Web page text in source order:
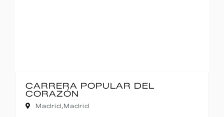
CARRERA POPULAR DEL
CORAZÓN
Madrid,Madrid